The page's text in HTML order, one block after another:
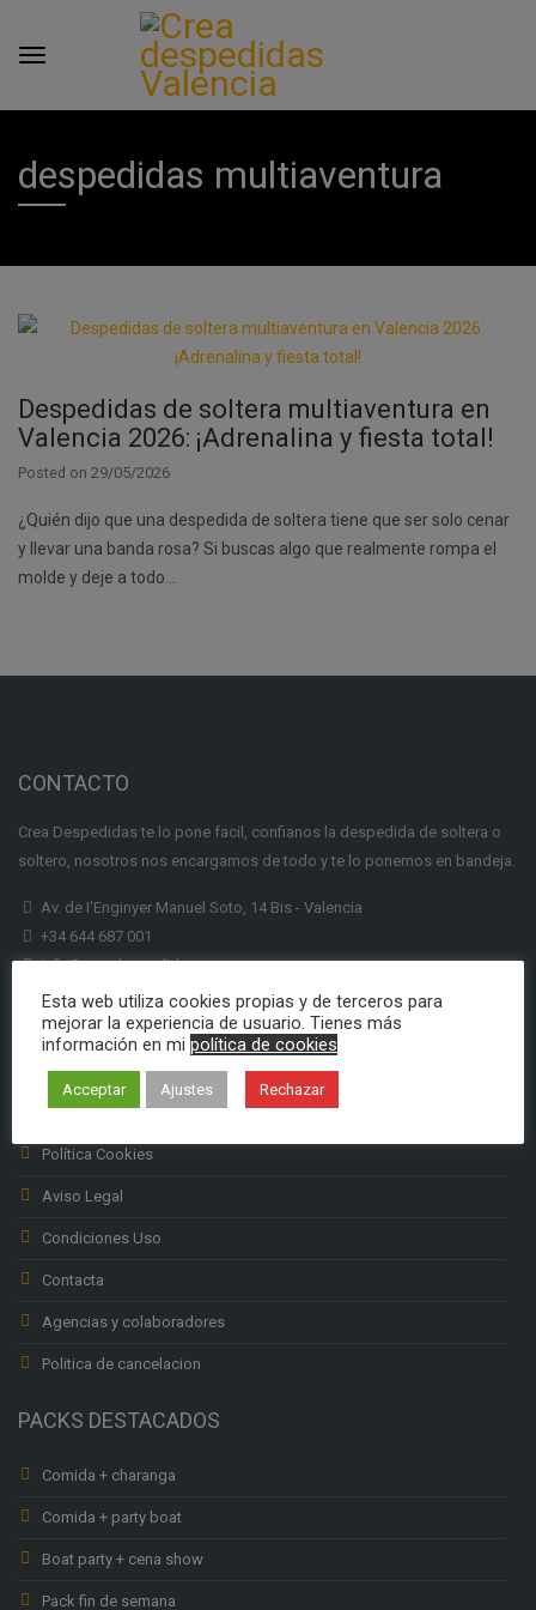
despedidas multiaventura
Despedidas de soltera multiaventura en
Valencia 2026: ¡Adrenalina y fiesta total!
Posted on 29/05/2026
¿Quién dijo que una despedida de soltera tiene que ser solo cenar
y llevar una banda rosa? Si buscas algo que realmente rompa el
molde y deje a todo…
CONTACTO
Crea Despedidas te lo pone facil, confianos la despedida de soltera o
soltero, nosotros nos encargamos de todo y te lo ponemos en bandeja.
Av. de I'Enginyer Manuel Soto, 14 Bis - Valencia
+34 644 687 001
info@creadespedidas.com
INFORMACION
Subenciones Labora
Política privacidad
Política Cookies
Aviso Legal
Condiciones Uso
Contacta
Agencias y colaboradores
Politica de cancelacion
PACKS DESTACADOS
Comida + charanga
Comida + party boat
Boat party + cena show
Pack fin de semana
Esta web utiliza cookies propias y de terceros para
mejorar la experiencia de usuario. Tienes más
información en mi política de cookies
Acceptar Ajustes Rechazar